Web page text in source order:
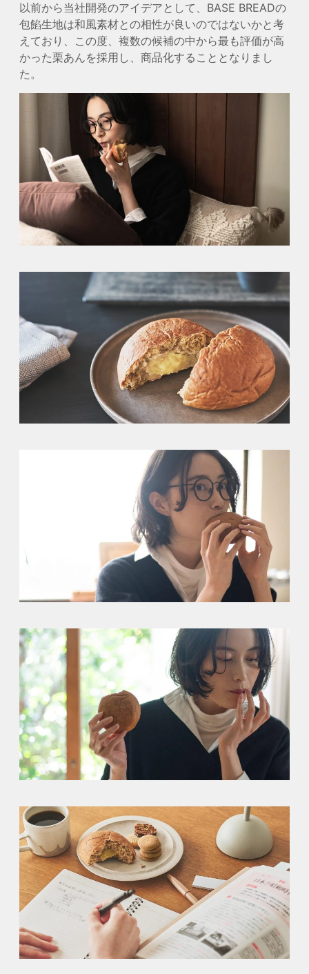
以前から当社開発のアイデアとして、BASE BREADの
包餡生地は和風素材との相性が良いのではないかと考
えており、この度、複数の候補の中から最も評価が高
かった栗あんを採用し、商品化することとなりまし
た。